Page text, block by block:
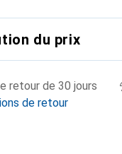
du prix
retour de 30 jours
de retour